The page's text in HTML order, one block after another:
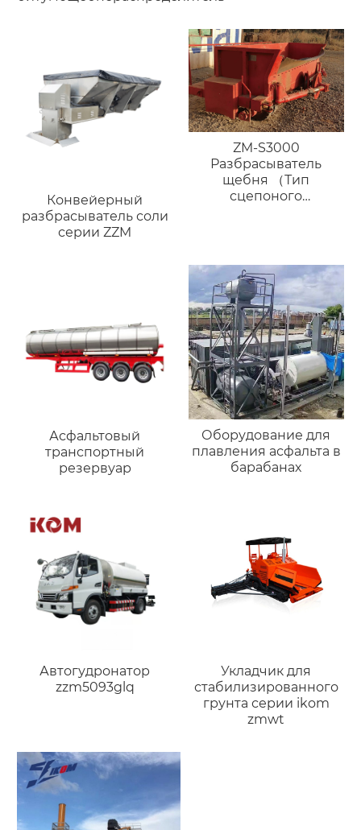
Конвейерный
разбрасыватель соли
серии ZZM
ZM-S3000
Разбрасыватель
щебня （Тип
сцепоного
Асфальтовый
транспортный
резервуар
Оборудование для
плавления асфальта в
барабанах
Автогудронатор
zzm5093glq
Укладчик для
стабилизированного
грунта серии ikom
zmwt